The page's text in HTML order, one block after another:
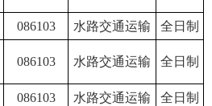
086103 水路交通运输 全日制
086103 水路交通运输 全日制
086103 水路交通运输 全日制